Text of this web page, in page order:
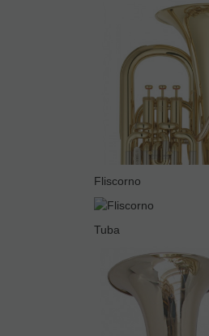
Fliscorno
Tuba